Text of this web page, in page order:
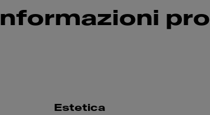
Informazioni
Estetica